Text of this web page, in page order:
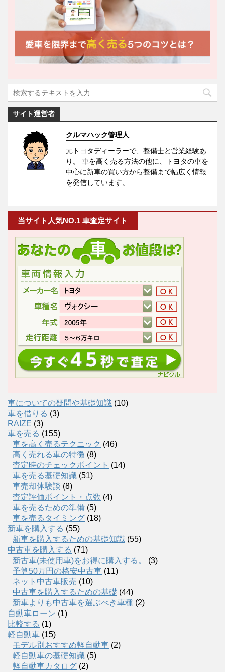
サイト運営者
クルマハック管理人
元トヨタディーラーで、整備士と営業経験あ
り。 車を高く売る方法の他に、トヨタの車を
中心に新車の買い方から整備まで幅広く情報
を発信しています。
当サイト人気NO.1 車査定サイト
車についての疑問や基礎知識 (10)
車を借りる (3)
RAIZE (3)
車を売る (155)
車を高く売るテクニック (46)
高く売れる車の特徴 (8)
査定時のチェックポイント (14)
車を売る基礎知識 (51)
車売却体験談 (8)
査定評価ポイント・点数 (4)
車を売るための準備 (5)
車を売るタイミング (18)
新車を購入する (55)
新車を購入するための基礎知識 (55)
中古車を購入する (71)
新古車(未使用車)をお得に購入する。
(3)
予算50万円の格安中古車 (11)
ネット中古車販売 (10)
中古車を購入するための基礎 (44)
新車よりも中古車を選ぶべき車種 (2)
自動車ローン (1)
比較する (1)
軽自動車 (15)
モデル別おすすめ軽自動車 (2)
軽自動車の基礎知識 (5)
軽自動車カタログ (2)